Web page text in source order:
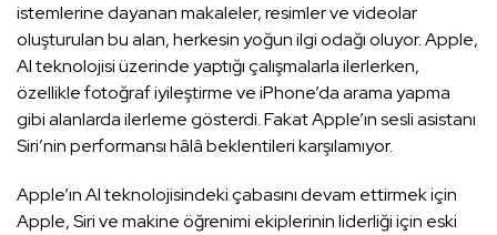
istemlerine dayanan makaleler, resimler ve videolar
oluşturulan bu alan, herkesin yoğun ilgi odağı oluyor. Apple,
AI teknolojisi üzerinde yaptığı çalışmalarla ilerlerken,
özellikle fotoğraf iyileştirme ve iPhone’da arama yapma
gibi alanlarda ilerleme gösterdi. Fakat Apple’ın sesli asistanı
Siri’nin performansı hâlâ beklentileri karşılamıyor.
Apple’ın AI teknolojisindeki çabasını devam ettirmek için
Apple, Siri ve makine öğrenimi ekiplerinin liderliği için eski